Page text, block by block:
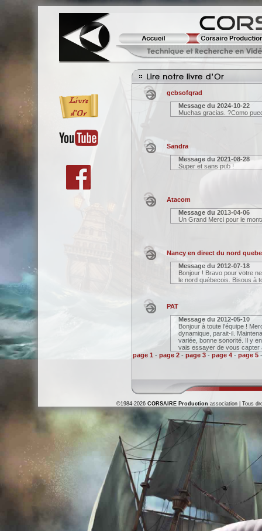
gcbsofqrad
Message du 2024-10-22
Muchas gracias. ?Como
Sandra
Message du 2021-08-28
Super et sans pub !
Atacom
Message du 2013-04-06
Un Grand Merci pour le
Nancy en direct du nord
Message du 2012-07-18
Bonjour ! Bravo pour votre
le nord québecois. Bisous à
PAT
Message du 2012-05-10
Bonjour à toute l'équipe !
dynamique, parait-il.
variée, bonne sonorité. Il y
vais essayer de vous capter
page 1 - page 2- page 3- page 4- page 5
©1984-2026 CORSAIRE Production association | Tous